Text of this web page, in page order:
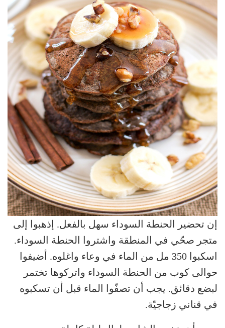
إن تحضير الحنطة السوداء سهل بالفعل. إذهبوا إلى
متجر صحّي في المنطقة واشتروا الحنطة السوداء.
اسكبوا 350 مل من الماء في وعاء واغلوه. أضيفوا
حوالى كوب من الحنطة السوداء واتركوها تختمر
لبضع دقائق. يجب أن تصفّوا الماء قبل أن تسكبوه
في قناني زجاجيّة.